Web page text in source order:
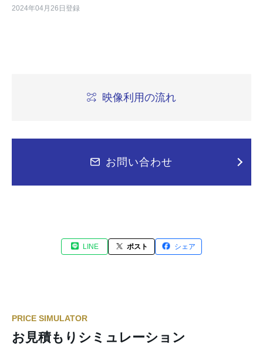
2024年04月26日登録
映像利用の流れ
お問い合わせ
LINE ポスト シェア
PRICE SIMULATOR
お見積もりシミュレーション